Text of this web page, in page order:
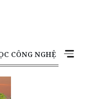
CÔNG NGHỆ